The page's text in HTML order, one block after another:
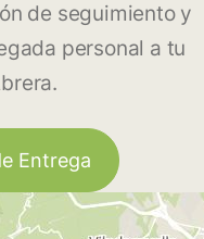
de seguimiento y
personal a tu
Entrega